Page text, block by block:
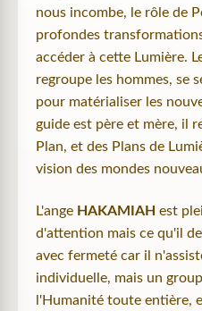
nous incombe, le rôle de
profondes
accéder à cette Lumière.
regroupe les hommes, se
pour matérialiser les
guide est père et mère, il
Plan, et des Plans de
vision des mondes
L'ange HAKAMIAH est
d'attention mais ce qu'il
avec fermeté car il
individuelle, mais un
l'Humanité toute entière,